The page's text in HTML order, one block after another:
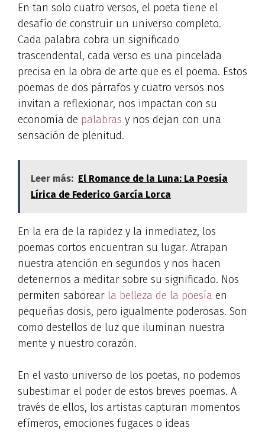
En tan solo cuatro versos, el poeta tiene el
desafío de construir un universo completo.
Cada palabra cobra un significado
trascendental, cada verso es una pincelada
precisa en la obra de arte que es el poema. Estos
poemas de dos párrafos y cuatro versos nos
invitan a reflexionar, nos impactan con su
economía de palabras y nos dejan con una
sensación de plenitud.
Leer más: El Romance de la Luna: La Poesía
Lírica de Federico García Lorca
En la era de la rapidez y la inmediatez, los
poemas cortos encuentran su lugar. Atrapan
nuestra atención en segundos y nos hacen
detenernos a meditar sobre su significado. Nos
permiten saborear la belleza de la poesía en
pequeñas dosis, pero igualmente poderosas. Son
como destellos de luz que iluminan nuestra
mente y nuestro corazón.
En el vasto universo de los poetas, no podemos
subestimar el poder de estos breves poemas. A
través de ellos, los artistas capturan momentos
efímeros, emociones fugaces o ideas